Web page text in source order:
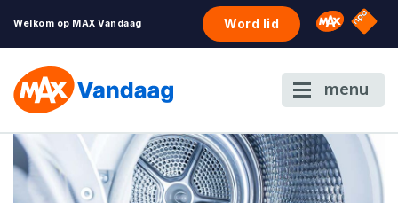
Welkom op MAX Vandaag Word lid Omroep
NPO
menu